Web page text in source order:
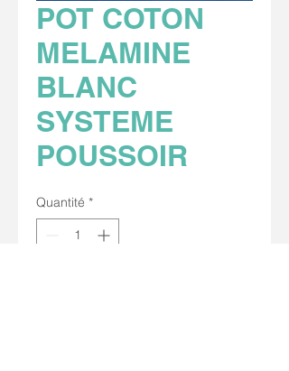
POT COTON
MELAMINE
BLANC
SYSTEME
POUSSOIR
Quantité *